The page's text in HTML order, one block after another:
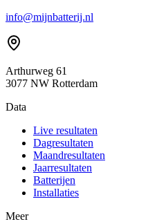
info@mijnbatterij.nl
Arthurweg 61
3077 NW Rotterdam
Data
Live resultaten
Dagresultaten
Maandresultaten
Jaarresultaten
Batterijen
Installaties
Meer